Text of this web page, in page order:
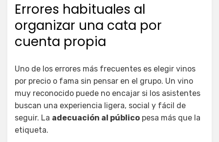
Errores habituales al
organizar una cata por
cuenta propia
Uno de los errores más frecuentes es elegir vinos
por precio o fama sin pensar en el grupo. Un vino
muy reconocido puede no encajar si los asistentes
buscan una experiencia ligera, social y fácil de
seguir. La adecuación al público pesa más que la
etiqueta.